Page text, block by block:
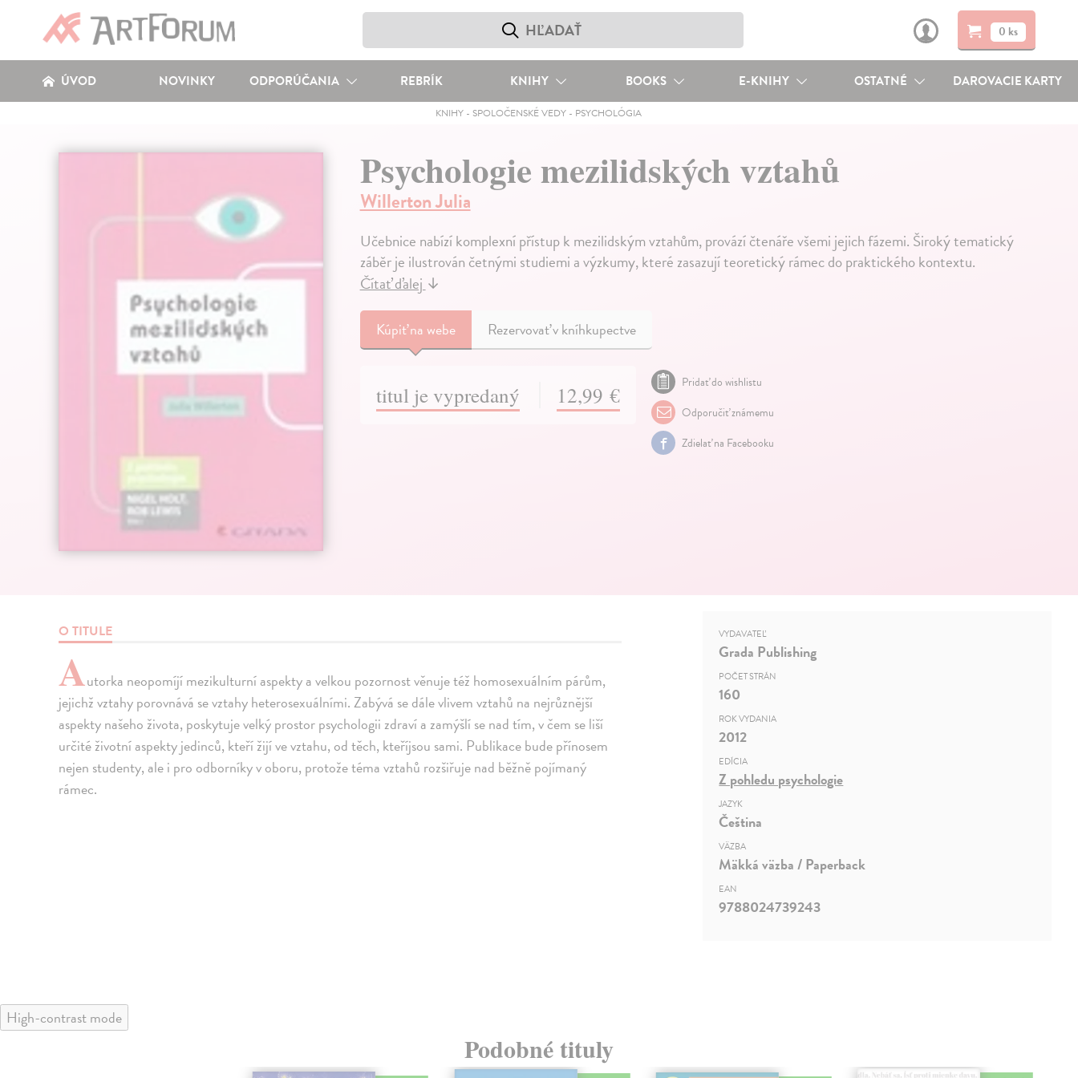
0 ks
ÚVOD NOVINKY ODPORÚČANIA REBRÍK KNIHY BOOKS E-KNIHY OSTATNÉ DAROVACIE KARTY
KNIHY - SPOLOČENSKÉ VEDY - PSYCHOLÓGIA
Psychologie mezilidských vztahů
Willerton Julia
Učebnice nabízí komplexní přístup k mezilidským vztahům, provází čtenáře všemi jejich fázemi. Široký tematický
záběr je ilustrován četnými studiemi a výzkumy, které zasazují teoretický rámec do praktického kontextu.
Čítať ďalej↓
Kúpiťna webe Rezervovať v kníhkupectve
titul je vypredaný 12,99 €
Pridať do wishlistu
Odporučiť známemu
Zdielať na Facebooku
O TITULE
Autorka neopomíjí mezikulturní aspekty a velkou pozornost věnuje též homosexuálním párům,
jejichž vztahy porovnává se vztahy heterosexuálními. Zabývá se dále vlivem vztahů na nejrůznější
aspekty našeho života, poskytuje velký prostor psychologii zdraví a zamýšlí se nad tím, v čem se liší
určité životní aspekty jedinců, kteří žijí ve vztahu, od těch, kteříjsou sami. Publikace bude přínosem
nejen studenty, ale i pro odborníky v oboru, protože téma vztahů rozšiřuje nad běžně pojímaný
rámec.
VYDAVATEĽ
Grada Publishing
POČET STRÁN
160
ROK VYDANIA
2012
EDÍCIA
Z pohledu psychologie
JAZYK
Čeština
VÄZBA
Mäkká väzba / Paperback
EAN
9788024739243
High-contrast mode
Podobné tituly